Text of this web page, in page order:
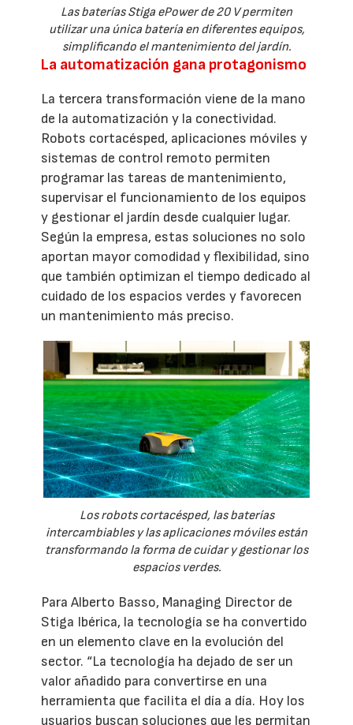
Las baterías Stiga ePower de 20 V permiten
utilizar una única batería en diferentes equipos,
simplificando el mantenimiento del jardín.
La automatización gana protagonismo
La tercera transformación viene de la mano
de la automatización y la conectividad.
Robots cortacésped, aplicaciones móviles y
sistemas de control remoto permiten
programar las tareas de mantenimiento,
supervisar el funcionamiento de los equipos
y gestionar el jardín desde cualquier lugar.
Según la empresa, estas soluciones no solo
aportan mayor comodidad y flexibilidad, sino
que también optimizan el tiempo dedicado al
cuidado de los espacios verdes y favorecen
un mantenimiento más preciso.
Los robots cortacésped, las baterías
intercambiables y las aplicaciones móviles están
transformando la forma de cuidar y gestionar los
espacios verdes.
Para Alberto Basso, Managing Director de
Stiga Ibérica, la tecnología se ha convertido
en un elemento clave en la evolución del
sector. “La tecnología ha dejado de ser un
valor añadido para convertirse en una
herramienta que facilita el día a día. Hoy los
usuarios buscan soluciones que les permitan